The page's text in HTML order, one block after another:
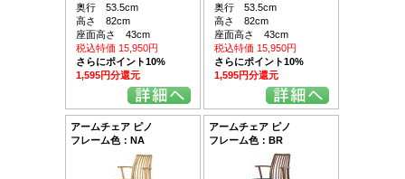
奥行 53.5cm
高さ 82cm
座面高さ 43cm
税込特価 15,950円
さらにポイント10%
1,595円分還元
奥行 53.5cm
高さ 82cm
座面高さ 43cm
税込特価 15,950円
さらにポイント10%
1,595円分還元
アームチェア ピノ
フレーム色：NA
アームチェア ピノ
フレーム色：BR